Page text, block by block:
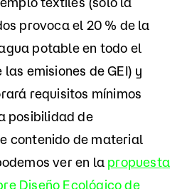
provoca el 20 % de la
potable en todo el
las emisiones de GEI) y
requisitos mínimos
posibilidad de
contenido de material
ver en la propuesta
Diseño Ecológico de